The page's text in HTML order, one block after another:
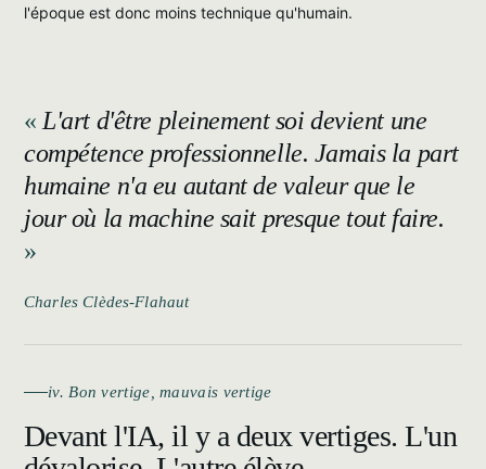
l'époque est donc moins technique qu'humain.
L'art d'être pleinement soi devient une
compétence professionnelle. Jamais la part
humaine n'a eu autant de valeur que le
jour où la machine sait presque tout faire.
Charles Clèdes-Flahaut
iv. Bon vertige, mauvais vertige
Devant l'IA, il y a deux vertiges. L'un